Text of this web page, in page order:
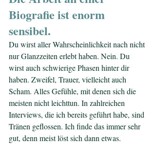
Biografie ist enorm
sensibel.
Du wirst aller Wahrscheinlichkeit nach nicht
nur Glanzzeiten erlebt haben. Nein. Du
wirst auch schwierige Phasen hinter dir
haben. Zweifel, Trauer, vielleicht auch
Scham. Alles Gefühle, mit denen sich die
meisten nicht leichttun. In zahlreichen
Interviews, die ich bereits geführt habe, sind
Tränen geflossen. Ich finde das immer sehr
gut, denn meist löst sich dann etwas.